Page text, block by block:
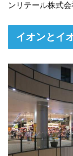
ンリテール株式
イオンとイ